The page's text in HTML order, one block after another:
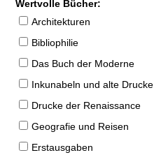
Wertvolle Bücher:
Architekturen
Bibliophilie
Das Buch der Moderne
Inkunabeln und alte Drucke
Drucke der Renaissance
Geografie und Reisen
Erstausgaben